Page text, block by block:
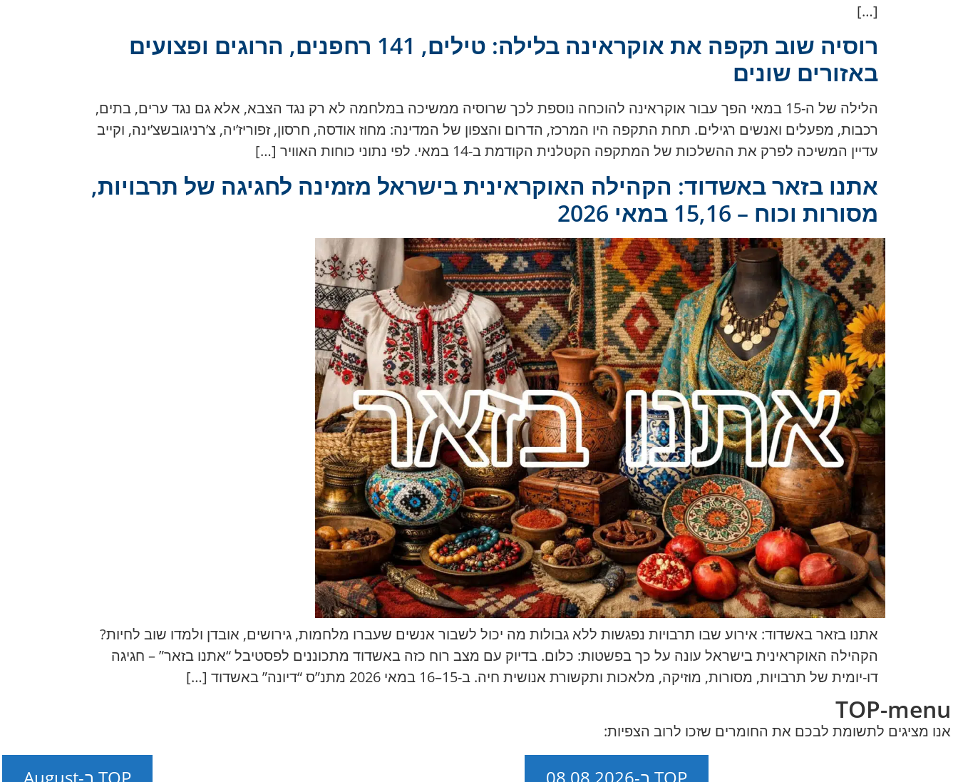
[…]
רוסיה שוב תקפה את אוקראינה בלילה: טילים, 141 רחפנים, הרוגים ופצועים
באזורים שונים
הלילה של ה-15 במאי הפך עבור אוקראינה להוכחה נוספת לכך שרוסיה ממשיכה במלחמה לא רק נגד הצבא, אלא גם נגד ערים, בתים,
רכבות, מפעלים ואנשים רגילים. תחת התקפה היו המרכז, הדרום והצפון של המדינה: מחוז אודסה, חרסון, זפוריז’יה, צ’רניגובשצ’ינה, וקייב
עדיין המשיכה לפרק את ההשלכות של המתקפה הקטלנית הקודמת ב-14 במאי. לפי נתוני כוחות האוויר […]
אתנו בזאר באשדוד: הקהילה האוקראינית בישראל מזמינה לחגיגה של תרבויות,
מסורות וכוח – 15,16 במאי 2026
אתנו בזאר באשדוד: אירוע שבו תרבויות נפגשות ללא גבולות מה יכול לשבור אנשים שעברו מלחמות, גירושים, אובדן ולמדו שוב לחיות?
הקהילה האוקראינית בישראל עונה על כך בפשטות: כלום. בדיוק עם מצב רוח כזה באשדוד מתכוננים לפסטיבל “אתנו בזאר” – חגיגה
דו-יומית של תרבויות, מסורות, מוזיקה, מלאכות ותקשורת אנושית חיה. ב-15–16 במאי 2026 מתנ”ס “דיונה” באשדוד […]
TOP-menu
אנו מציגים לתשומת לבכם את החומרים שזכו לרוב הצפיות:
TOP ב-08.08.2026 TOP ב-August